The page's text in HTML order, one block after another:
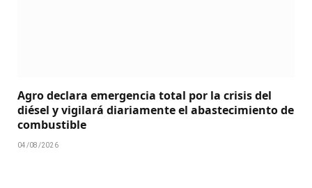
Agro declara emergencia total por la crisis del
diésel y vigilará diariamente el abastecimiento de
combustible
04/08/2026